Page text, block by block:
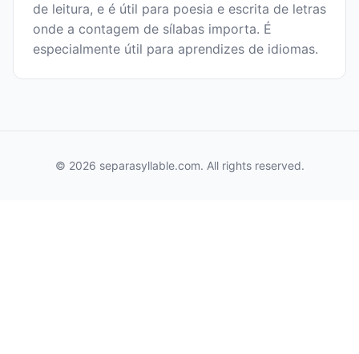
de leitura, e é útil para poesia e escrita de letras
onde a contagem de sílabas importa. É
especialmente útil para aprendizes de idiomas.
© 2026 separasyllable.com. All rights reserved.